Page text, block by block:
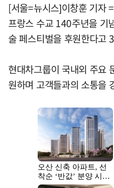
[서울=뉴시스]이창훈 기자
프랑스 수교 140주년을 기
술 페스티벌을 후원한다고
현대차그룹이 국내외 주요
원하며 고객들과의 소통을